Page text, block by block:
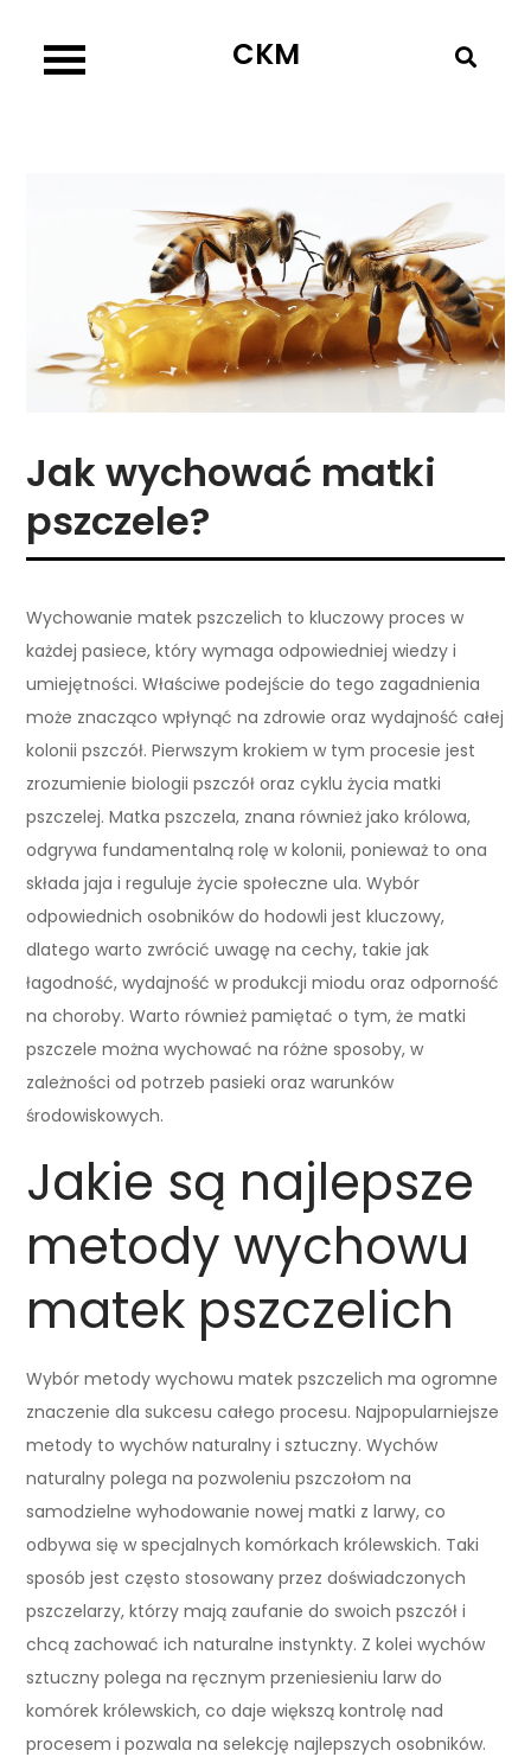
content
CKM
Jak wychować matki
pszczele?
Wychowanie matek pszczelich to kluczowy proces w
każdej pasiece, który wymaga odpowiedniej wiedzy i
umiejętności. Właściwe podejście do tego zagadnienia
może znacząco wpłynąć na zdrowie oraz wydajność całej
kolonii pszczół. Pierwszym krokiem w tym procesie jest
zrozumienie biologii pszczół oraz cyklu życia matki
pszczelej. Matka pszczela, znana również jako królowa,
odgrywa fundamentalną rolę w kolonii, ponieważ to ona
składa jaja i reguluje życie społeczne ula. Wybór
odpowiednich osobników do hodowli jest kluczowy,
dlatego warto zwrócić uwagę na cechy, takie jak
łagodność, wydajność w produkcji miodu oraz odporność
na choroby. Warto również pamiętać o tym, że matki
pszczele można wychować na różne sposoby, w
zależności od potrzeb pasieki oraz warunków
środowiskowych.
Jakie są najlepsze
metody wychowu
matek pszczelich
Wybór metody wychowu matek pszczelich ma ogromne
znaczenie dla sukcesu całego procesu. Najpopularniejsze
metody to wychów naturalny i sztuczny. Wychów
naturalny polega na pozwoleniu pszczołom na
samodzielne wyhodowanie nowej matki z larwy, co
odbywa się w specjalnych komórkach królewskich. Taki
sposób jest często stosowany przez doświadczonych
pszczelarzy, którzy mają zaufanie do swoich pszczół i
chcą zachować ich naturalne instynkty. Z kolei wychów
sztuczny polega na ręcznym przeniesieniu larw do
komórek królewskich, co daje większą kontrolę nad
procesem i pozwala na selekcję najlepszych osobników.